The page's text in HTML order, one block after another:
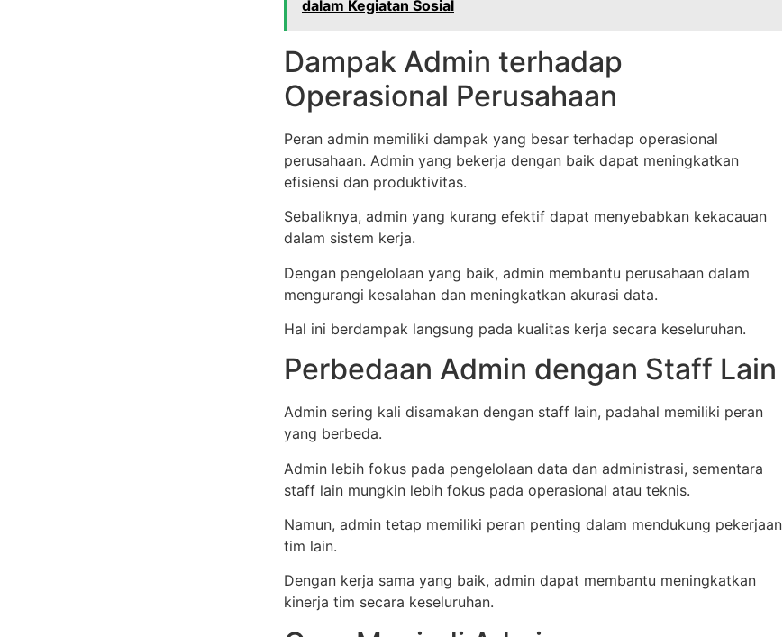
dalam Kegiatan Sosial
Dampak Admin terhadap
Operasional Perusahaan
Peran admin memiliki dampak yang besar terhadap operasional
perusahaan. Admin yang bekerja dengan baik dapat meningkatkan
efisiensi dan produktivitas.
Sebaliknya, admin yang kurang efektif dapat menyebabkan kekacauan
dalam sistem kerja.
Dengan pengelolaan yang baik, admin membantu perusahaan dalam
mengurangi kesalahan dan meningkatkan akurasi data.
Hal ini berdampak langsung pada kualitas kerja secara keseluruhan.
Perbedaan Admin dengan Staff Lain
Admin sering kali disamakan dengan staff lain, padahal memiliki peran
yang berbeda.
Admin lebih fokus pada pengelolaan data dan administrasi, sementara
staff lain mungkin lebih fokus pada operasional atau teknis.
Namun, admin tetap memiliki peran penting dalam mendukung pekerjaan
tim lain.
Dengan kerja sama yang baik, admin dapat membantu meningkatkan
kinerja tim secara keseluruhan.